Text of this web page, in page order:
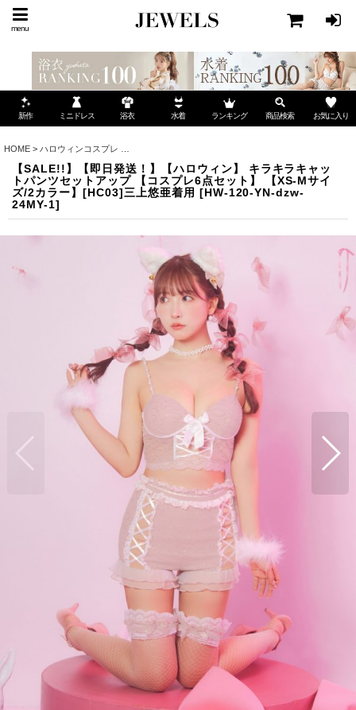
menu
新作 ミニドレス 浴衣 水着 ランキング 商品検索 お気に入り
HOME > ハロウィンコスプレ
【SALE!!】【即日発送！】【ハロウィン】 キラキラキャッ
トパンツセットアップ 【コスプレ6点セット】 【XS-Mサイ
ズ/2カラー】[HC03]三上悠亜着用 [HW-120-YN-dzw-
24MY-1]